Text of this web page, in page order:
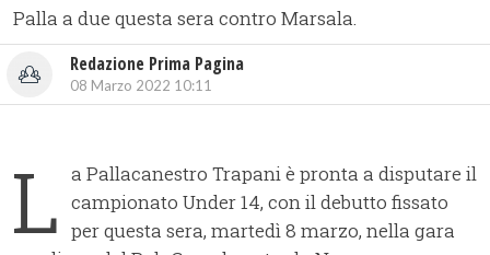
Palla a due questa sera contro Marsala.
Redazione Prima Pagina
08 Marzo 2022 10:11
L a Pallacanestro Trapani è pronta a disputare il
campionato Under 14, con il debutto fissato
per questa sera, martedì 8 marzo, nella gara